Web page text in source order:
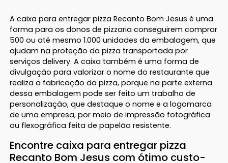
A caixa para entregar pizza Recanto Bom Jesus é uma
forma para os donos de pizzaria conseguirem comprar
500 ou até mesmo 1.000 unidades da embalagem, que
ajudam na proteção da pizza transportada por
serviços delivery. A caixa também é uma forma de
divulgação para valorizar o nome do restaurante que
realiza a fabricação da pizza, porque na parte externa
dessa embalagem pode ser feito um trabalho de
personalização, que destaque o nome e a logomarca
de uma empresa, por meio de impressão fotográfica
ou flexográfica feita de papelão resistente.
Encontre caixa para entregar pizza
Recanto Bom Jesus com ótimo custo-